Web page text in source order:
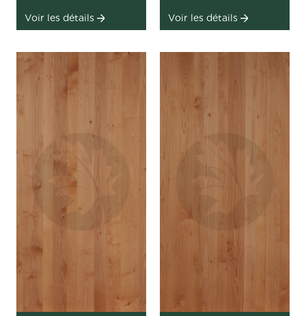
Voir les détails Voir les détails